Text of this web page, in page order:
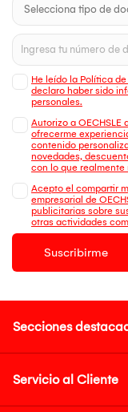
He leído la Política
declaro haber sido
personales.
Autorizo a
ofrecerme
contenido
novedades,
con lo que realmente
Acepto el compartir
empresarial de
publicitarias sobre
otras actividades
Suscribirme
Secciones
Servicio al Cliente